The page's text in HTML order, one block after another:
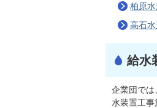
柏原
高石
給水
企業団で
水装置工事